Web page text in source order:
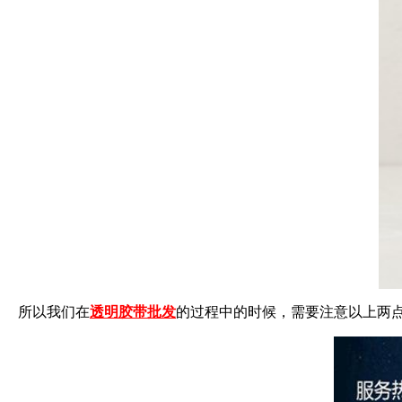
所以我们在透明胶带批发的过程中的时候，需要注意以上两